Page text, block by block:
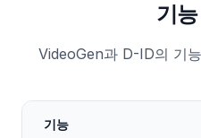
기
VideoGen과 D-ID의 기
기능